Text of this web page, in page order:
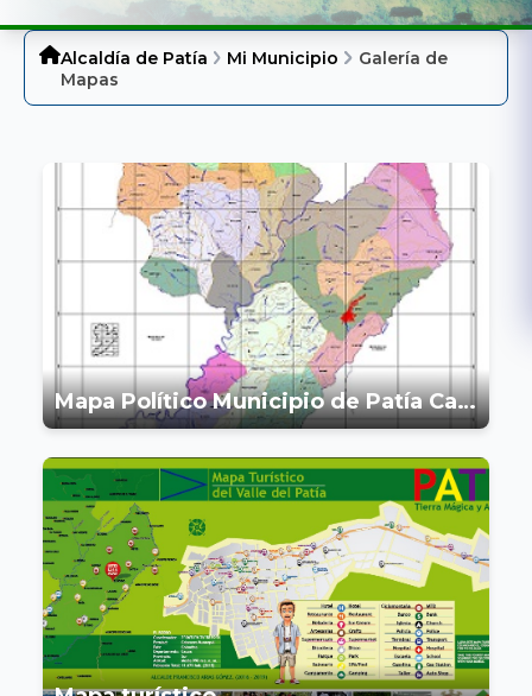
Alcaldía de Patía Mi Municipio
Galería de
Mapas
Mapa Político Municipio de Patía Cauca